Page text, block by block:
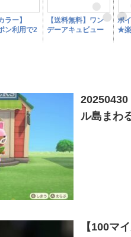
ル島まわ
【100マ